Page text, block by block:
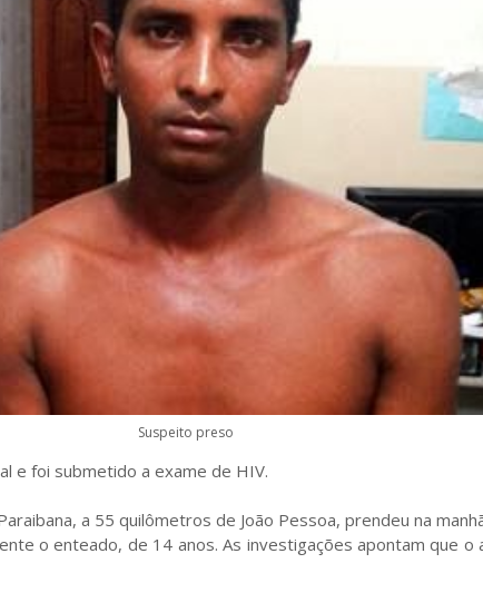
Suspeito preso
e foi submetido a exame de HIV.
a 55 quilômetros de João Pessoa, prendeu na
o enteado, de 14 anos. As investigações apontam que o